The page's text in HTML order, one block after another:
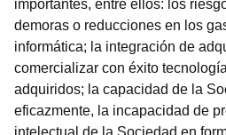
importantes, entre ellos: los
demoras o reducciones en los
informática; la integración de
comercializar con éxito
adquiridos; la capacidad de la
eficazmente, la incapacidad de
intelectual de la Sociedad en